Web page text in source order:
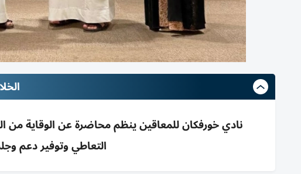
نادي خورفكان للمعاقين ينظم محاضرة عن الوقاية
التعاطي وتوفير دعم